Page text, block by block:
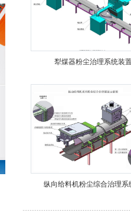
犁煤器粉尘治理系统装
纵向给料机粉尘综合治理